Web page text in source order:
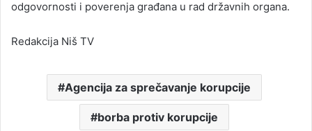
odgovornosti i poverenja građana u rad državnih organa.
Redakcija Niš TV
Agencija za sprečavanje korupcije
borba protiv korupcije